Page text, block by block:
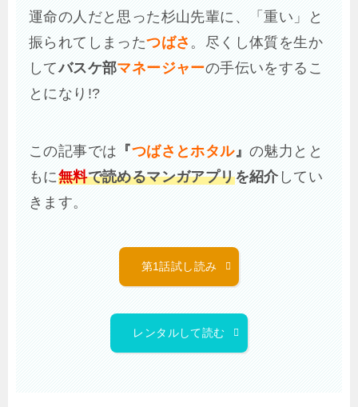
運命の人だと思った杉山先輩に、「重い」と
振られてしまったつばさ 。尽くし体質を生か
してバスケ部マネージャーの手伝いをするこ
とになり!?
この記事では 『つばさとホタル』の魅力とと
もに無料で読めるマンガアプリを紹介してい
きます。
第1話試し読み
レンタルして読む